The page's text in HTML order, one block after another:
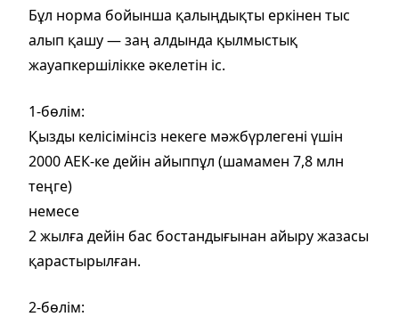
Бұл норма бойынша қалыңдықты еркінен тыс
алып қашу — заң алдында қылмыстық
жауапкершілікке әкелетін іс.
1-бөлім:
Қызды келісімінсіз некеге мәжбүрлегені үшін
2000 АЕК-ке дейін айыппұл (шамамен 7,8 млн
теңге)
немесе
2 жылға дейін бас бостандығынан айыру жазасы
қарастырылған.
2-бөлім: